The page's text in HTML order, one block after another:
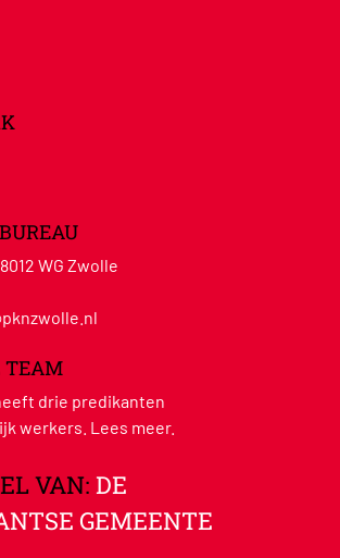
WG Zwolle
TEAM
drie predikanten
werkers. Lees meer.
VAN: DE
GEMEENTE